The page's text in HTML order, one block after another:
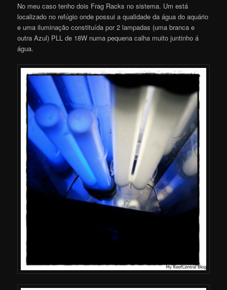
No meu caso tenho dois Frag Racks no sistema. Um está
localizado no refúgio onde possui a qualidade da água do aquário
e uma iluminação constituída por 2 lampadas (uma branca e
outra Azul) PLL de 18W numa pequena calha muito juntinho á
água.